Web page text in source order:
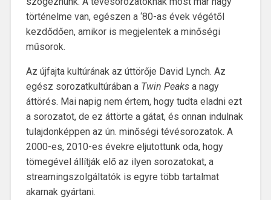
történelme van, egészen a ‘80-as évek végétől
kezdődően, amikor is megjelentek a minőségi
műsorok.
Az újfajta kultúrának az úttörője David Lynch. Az
egész sorozatkultúrában a Twin Peaksa nagy
áttörés. Mai napig nem értem, hogy tudta eladni ezt
a sorozatot, de ez áttörte a gátat, és onnan indulnak
tulajdonképpen az ún. minőségi tévésorozatok. A
2000-es, 2010-es évekre eljutottunk oda, hogy
tömegével állítják elő az ilyen sorozatokat, a
streamingszolgáltatók is egyre több tartalmat
akarnak gyártani.